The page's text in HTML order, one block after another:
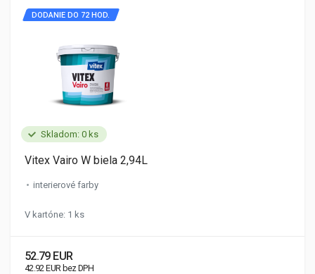
Skladom: 0 ks
DODANIE DO 72 HOD.
Vitex Vairo W biela 2,94L
interierové farby
V kartóne: 1 ks
52.79 EUR
42.92 EUR bez DPH